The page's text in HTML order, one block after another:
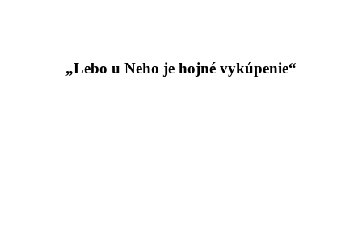
„Lebo u Neho je hojné vykúpenie“